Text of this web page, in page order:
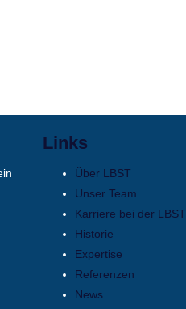
Links
Über LBST
Unser Team
Karriere bei der LBST
Historie
Expertise
Referenzen
News